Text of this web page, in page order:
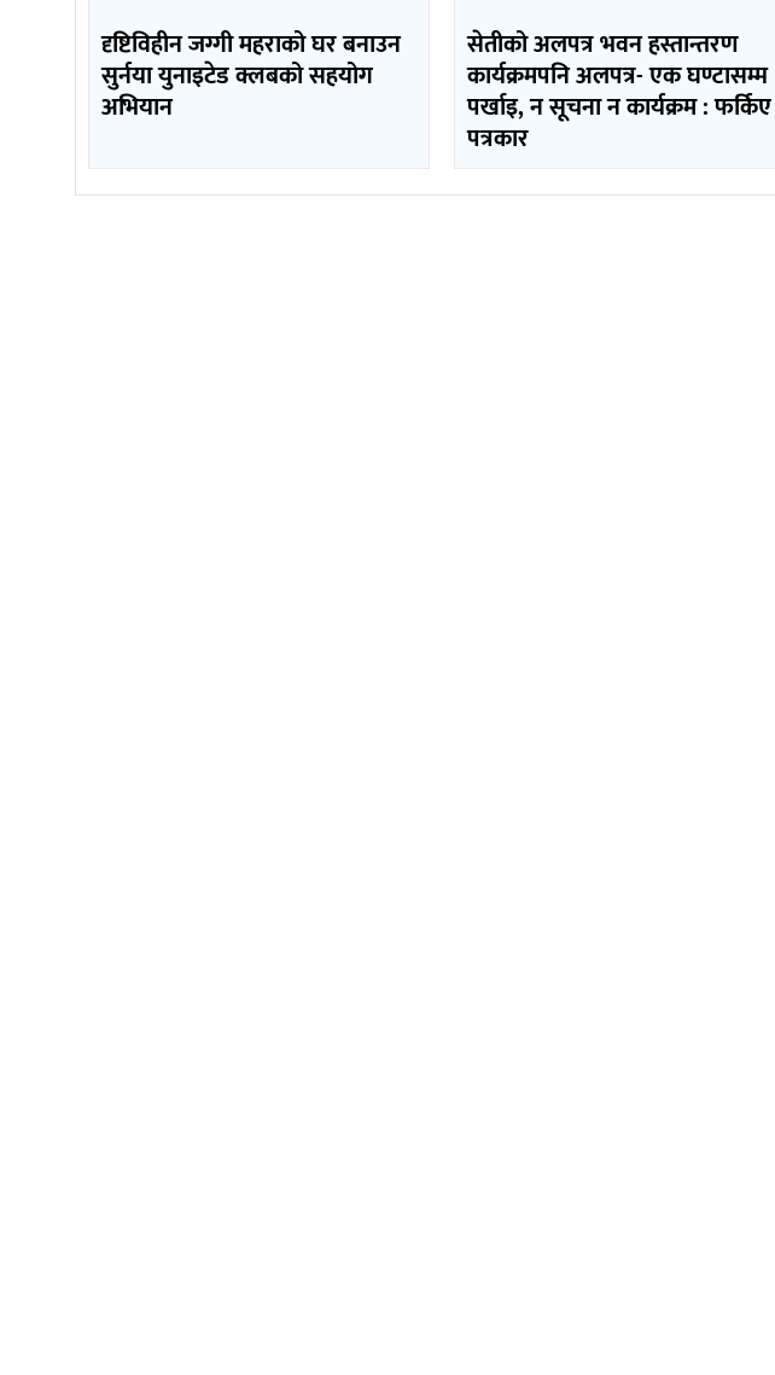
दृष्टिविहीन जग्गी महराको घर बनाउन
सुर्नया युनाइटेड क्लबको सहयोग
अभियान
सेतीको अलपत्र भवन हस्तान्तरण
कार्यक्रमपनि अलपत्र- एक घण्टासम्म
पर्खाइ, न सूचना न कार्यक्रम : फर्किए
पत्रकार